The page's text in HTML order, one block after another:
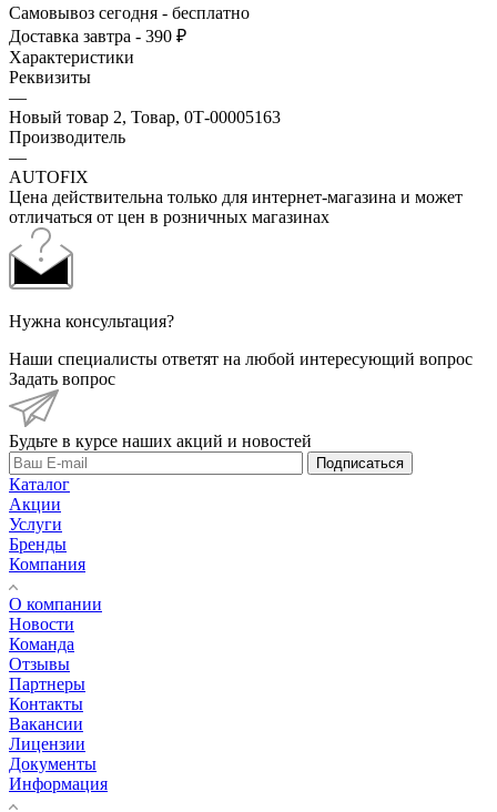
Самовывоз сегодня - бесплатно
Доставка завтра - 390 ₽
Характеристики
Реквизиты
—
Новый товар 2, Товар, 0Т-00005163
Производитель
—
AUTOFIX
Цена действительна только для интернет-магазина и может
отличаться от цен в розничных магазинах
Нужна консультация?
Наши специалисты ответят на любой интересующий вопрос
Задать вопрос
Будьте в курсе наших акций и новостей
Подписаться
Каталог
Акции
Услуги
Бренды
Компания
О компании
Новости
Команда
Отзывы
Партнеры
Контакты
Вакансии
Лицензии
Документы
Информация